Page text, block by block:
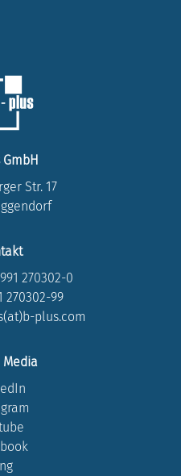
Str. 17
270302-0
270302-99
plus.com